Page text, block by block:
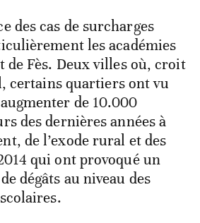
des cas de surcharges
les académies
de Fès. Deux villes où, croit
certains quartiers ont vu
de 10.000
des dernières années à
de l’exode rural et des
qui ont provoqué un
dégâts au niveau des